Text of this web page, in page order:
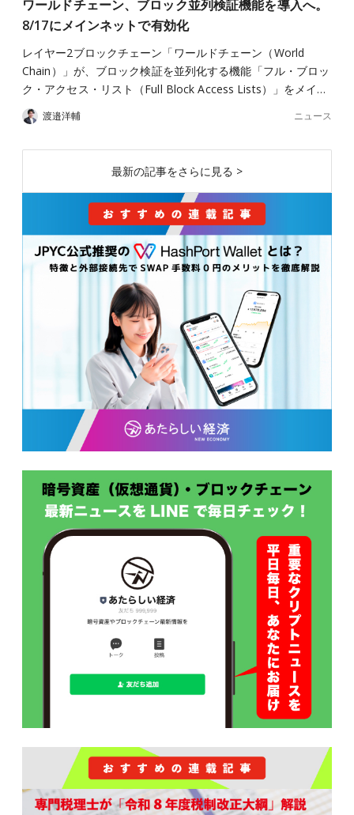
ワールドチェーン、ブロック並列検証機能を導入へ。
8/17にメインネットで有効化
レイヤー2ブロックチェーン「ワールドチェーン（World
Chain）」が、ブロック検証を並列化する機能「フル・ブロッ
ク・アクセス・リスト（Full Block Access Lists）」をメイ…
渡邉洋輔 ニュース
最新の記事をさらに見る >